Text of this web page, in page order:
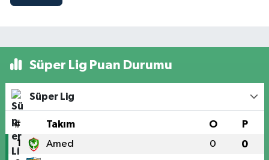
Süper Lig Puan Durumu
Süper Lig
# Takım O P
1 Amed 0 0